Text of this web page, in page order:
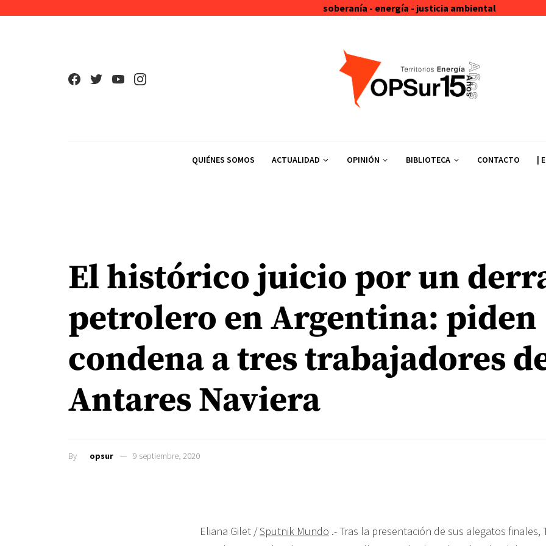
soberanía - energía - justicia ambiental
QUIÉNES SOMOS ACTUALIDAD OPINIÓN BIBLIOTECA CONTACTO |
El histórico juicio por un
petrolero en Argentina: piden
condena a tres trabajadores
Antares Naviera
By opsur 9 septiembre, 2020
Eliana Gilet /Sputnik Mundo .- Tras la presentación de sus alegatos finales,